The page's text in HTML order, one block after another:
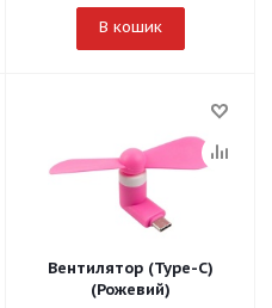
В кошик
Вентилятор (Type-C)
(Рожевий)